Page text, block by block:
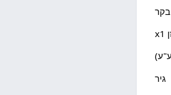
בקר
גיר